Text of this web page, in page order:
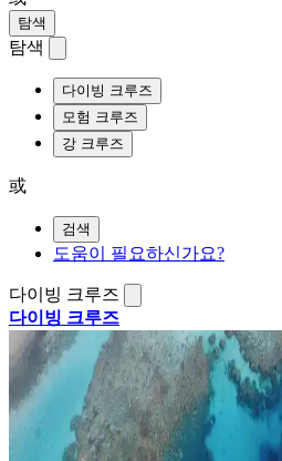
탐색
탐색
다이빙 크루즈
모험 크루즈
강 크루즈
或
검색
도움이 필요하신가요?
다이빙 크루즈
다이빙 크루즈